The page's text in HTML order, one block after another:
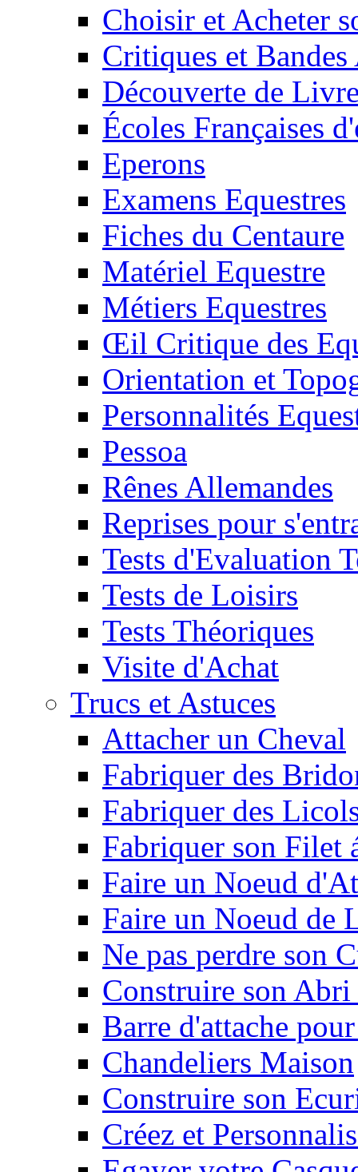
Choisir et Acheter
Critiques et
Découverte de
Écoles Françaises
Eperons
Examens Equestres
Fiches du Centaure
Matériel Equestre
Métiers Equestres
Œil Critique des
Orientation et
Personnalités
Pessoa
Rênes Allemandes
Reprises pour
Tests d'Evaluation
Tests de Loisirs
Tests Théoriques
Visite d'Achat
Trucs et Astuces
Attacher un Cheval
Fabriquer des
Fabriquer des
Fabriquer son Filet
Faire un Noeud
Faire un Noeud de
Ne pas perdre son
Construire son
Barre d'attache
Chandeliers Maison
Construire son
Créez et